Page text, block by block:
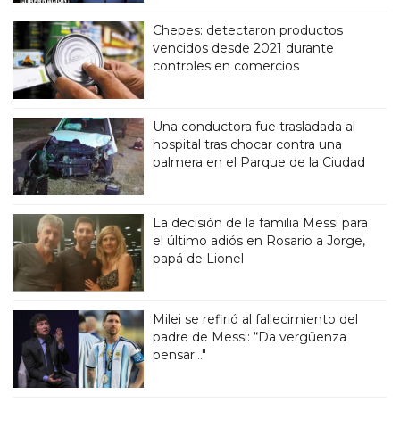
Chepes: detectaron productos
vencidos desde 2021 durante
controles en comercios
Una conductora fue trasladada al
hospital tras chocar contra una
palmera en el Parque de la Ciudad
La decisión de la familia Messi para
el último adiós en Rosario a Jorge,
papá de Lionel
Milei se refirió al fallecimiento del
padre de Messi: “Da vergüenza
pensar..."